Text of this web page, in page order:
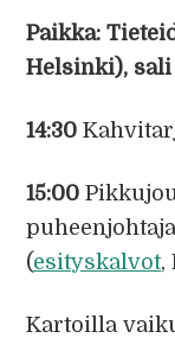
Paikka:
Helsinki), sali
14:30
15:00
(esityskalvot,
Kartoilla